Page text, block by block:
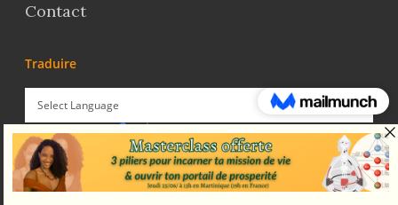
Contact
Traduire
Powered by Translate